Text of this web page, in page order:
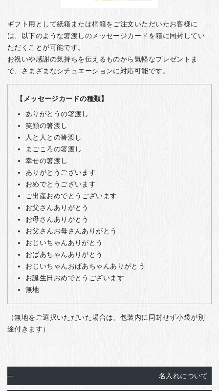
ギフト用として紙箱または桐箱をご注文いただいたお客様に
は、以下のような箸渡しのメッセージカードを箱に同封してい
ただくことが可能です。
お祝いや感謝の気持ちを伝えるものから気軽なプレゼントま
で、さまざまなシチュエーションに対応可能です。
【メッセージカードの種類】
ありがとうの箸渡し
笑顔の箸渡し
人と人との箸渡し
まごころの箸渡し
幸せの箸渡し
ありがとうございます
おめでとうございます
ご出産おめでとうございます
お父さんありがとう
お母さんありがとう
お父さんお母さんありがとう
おじいちゃんありがとう
おばあちゃんありがとう
おじいちゃんおばあちゃんありがとう
お誕生日おめでとうございます
無地
（無地をご選択いただいた場合は、包装内に同封せず小袋が別
途付きます）
名入れについて